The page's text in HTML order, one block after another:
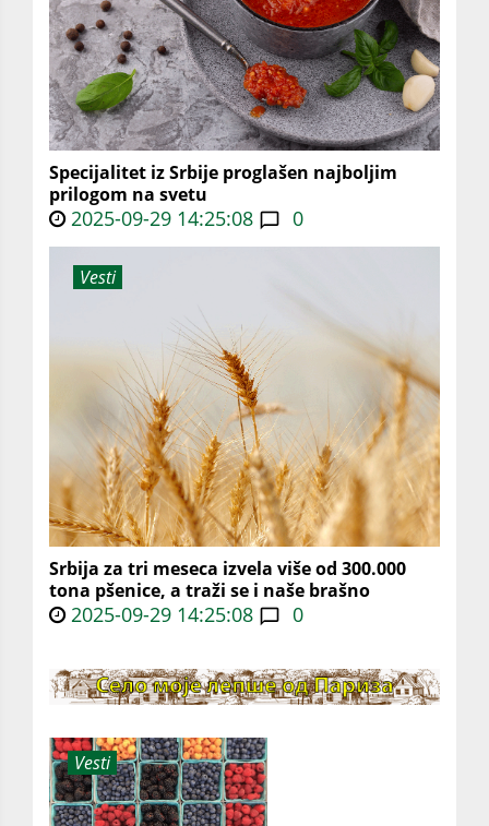
Specijalitet iz Srbije proglašen najboljim
prilogom na svetu
2025-09-29 14:25:08 0
Vesti
Srbija za tri meseca izvela više od 300.000
tona pšenice, a traži se i naše brašno
2025-09-29 14:25:08 0
Vesti